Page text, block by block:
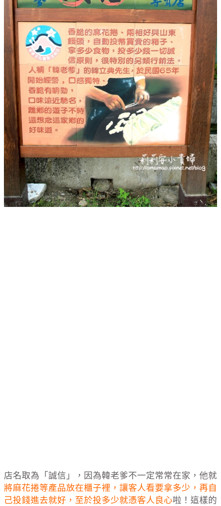
店名取為「誠信」，因為韓老爹不一定常常在家，他就
將麻花捲等產品放在櫃子裡，讓客人看要拿多少，再自
己投錢進去就好，至於投多少就憑客人良心啦！這樣的